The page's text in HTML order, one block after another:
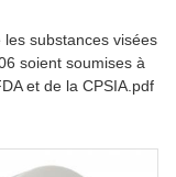
substances visées
soient soumises à
et de la CPSIA.pdf